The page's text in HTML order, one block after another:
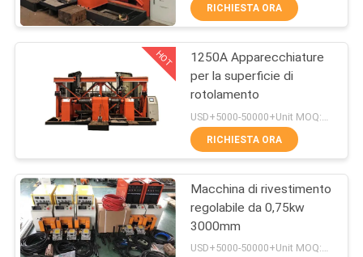
CONTROLLO
DI
QUALITÀ
CONTATTICI
RICHIEDA
UNA
CITAZIONE
piastra resistente
all'usura
0
RICHIESTA ORA
HOT
1250A Apparecchiature
per la superficie di
rotolamento
RICHIESTA ORA
Macchina di rivestimento
regolabile da 0,75kw
3000mm
USD+5000-50000+Unit MOQ:1 unità